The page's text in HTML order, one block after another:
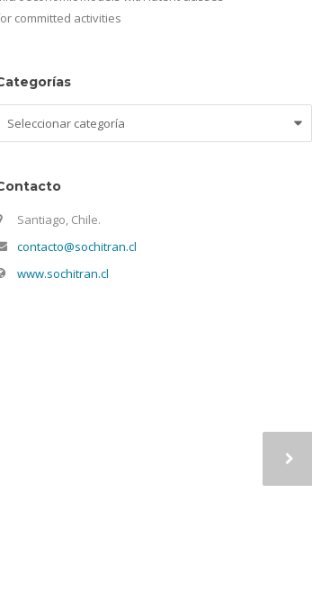
committed activities
Santiago, Chile.
contacto@sochitran.cl
www.sochitran.cl